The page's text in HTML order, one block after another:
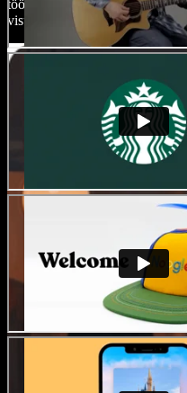
töövoo igale oskustasemele.
visuaalselt köitvat sisu, mis